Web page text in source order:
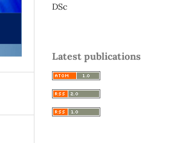
DSc
Latest publications